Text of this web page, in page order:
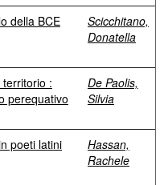
della BCE
Scicchitano,
Donatella
:
perequativo
De Paolis,
Silvia
poeti latini
Hassan,
Rachele